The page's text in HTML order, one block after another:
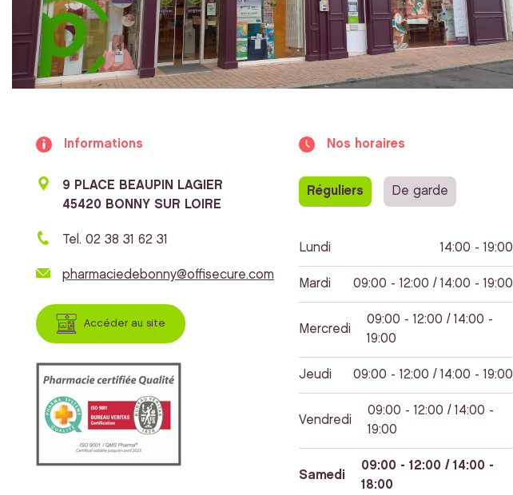
Informations
9 PLACE BEAUPIN LAGIER
45420 BONNY SUR LOIRE
Tel. 02 38 31 62 31
pharmaciedebonny@offisecure.com
Accéder au site
Nos horaires
Réguliers De garde
Lundi 14:00 - 19:00
Mardi 09:00 - 12:00 / 14:00 - 19:00
Mercredi
09:00 - 12:00 / 14:00 -
19:00
Jeudi 09:00 - 12:00 / 14:00 - 19:00
Vendredi
09:00 - 12:00 / 14:00 -
19:00
Samedi
09:00 - 12:00 / 14:00 -
18:00